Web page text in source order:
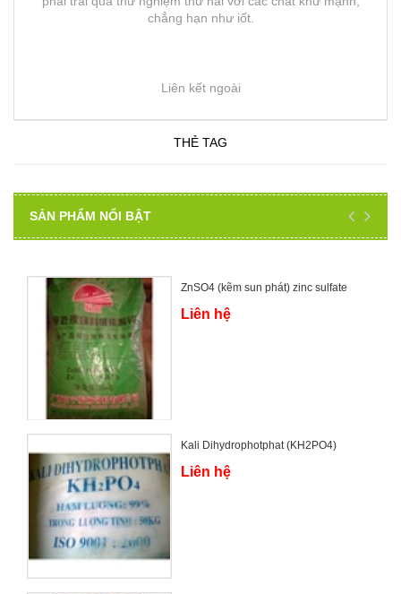
chẳng hạn như iốt.
Liên kết ngoài
THẺ TAG
SẢN PHẨM NỔI BẬT
ZnSO4 (kẽm sun phát) zinc sulfate
Liên hệ
Kali Dihydrophotphat (KH2PO4)
Liên hệ